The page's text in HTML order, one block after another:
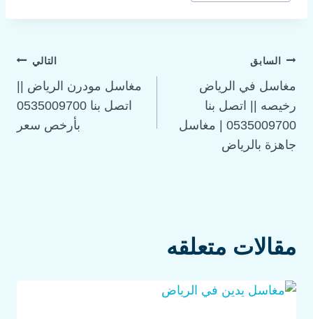
السابق
مغاسل في الرياض
رخيصه || اتصل بنا
0535009700 | مغاسل
جاهزة بالرياض
التالي
مغاسل مودرن الرياض ||
اتصل بنا 0535009700
بأرخص سعر
مقالات متعلقه